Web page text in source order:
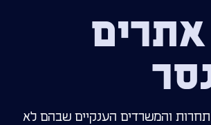
אתרים
תחרות והמשרדים הענקיים שבהם לא